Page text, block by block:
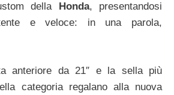
della Honda, presentandosi
e veloce: in una parola,
anteriore da 21″ e la sella più
categoria regalano alla nuova